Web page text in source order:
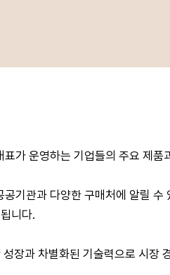
가 운영하는 기업들의 주요 제품
기관과 다양한 구매처에 알릴
니다.
장과 차별화된 기술력으로 시장